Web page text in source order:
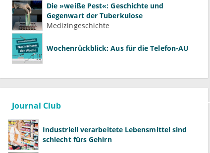
Die »weiße Pest«: Geschichte und
Gegenwart der Tuberkulose
Medizingeschichte
Wochenrückblick: Aus für die Telefon-AU
Journal Club
Industriell verarbeitete Lebensmittel sind
schlecht fürs Gehirn